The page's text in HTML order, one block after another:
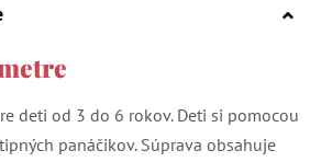
deti od 3 do 6 rokov. Deti si pomocou
panáčikov. Súprava obsahuje